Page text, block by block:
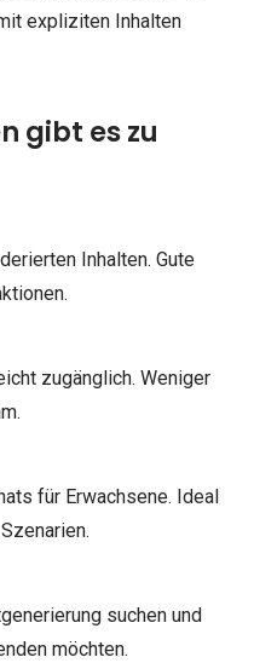
expliziten Inhalten
gibt es zu
Inhalten. Gute
zugänglich. Weniger
für Erwachsene. Ideal
suchen und
möchten.